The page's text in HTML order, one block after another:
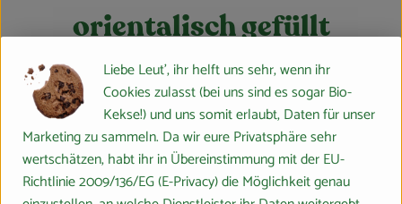
orientalisch gefüllt
Zu den Rezepten
Neu im Sortiment / Wieder da:
Liebe Leut', ihr helft uns sehr, wenn ihr
Cookies zulasst (bei uns sind es sogar Bio-
Kekse!) und uns somit erlaubt, Daten für unser
Marketing zu sammeln. Da wir eure Privatsphäre sehr
wertschätzen, habt ihr in Übereinstimmung mit der EU-
Richtlinie 2009/136/EG (E-Privacy) die Möglichkeit genau